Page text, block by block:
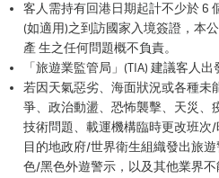
客人需持有回港日期起計不少於 6
(如適用)之到訪國家入境簽證，本
產 生之任何問題概不負責。
「旅遊業監管局」(TIA) 建議客人
若因天氣惡劣、海面狀況或各種未
爭、政治動盪、恐怖襲擊、天災、
技術問題、載運機構臨時更改班次
目的地政府/世界衛生組織發出旅
色/黑色外遊警示，以及其他業界